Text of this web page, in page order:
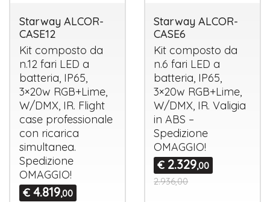
Starway ALCOR-
CASE12
Kit composto da
n.12 fari LED a
batteria, IP65,
3×20w RGB+Lime,
W/DMX, IR. Flight
case professionale
con ricarica
simultanea.
Spedizione
OMAGGIO!
€ 4.819,00
Starway ALCOR-
CASE6
Kit composto da
n.6 fari LED a
batteria, IP65,
3×20w RGB+Lime,
W/DMX, IR. Valigia
inABS –
Spedizione
OMAGGIO!
€ 2.329,00
2.936,00